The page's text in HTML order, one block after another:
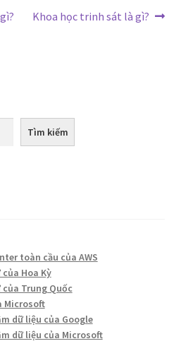
Bài
Khoa học trinh sát là gì?
Tìm kiếm
toàn cầu của AWS
Hoa Kỳ
Trung Quốc
Microsoft
dữ liệu của Google
dữ liệu của Microsoft